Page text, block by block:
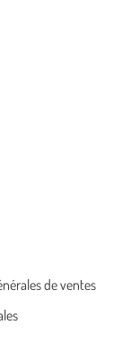
de ventes